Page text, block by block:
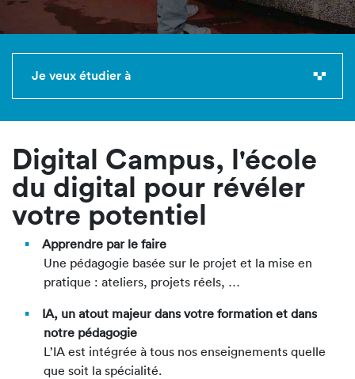
Je veux étudier à
Digital Campus, l'école
du digital pour révéler
votre potentiel
Apprendre par le faire
Une pédagogie basée sur le projet et la mise en
pratique : ateliers, projets réels, …
IA, un atout majeur dans votre formation et dans
notre pédagogie
L’IA est intégrée à tous nos enseignements quelle
que soit la spécialité.